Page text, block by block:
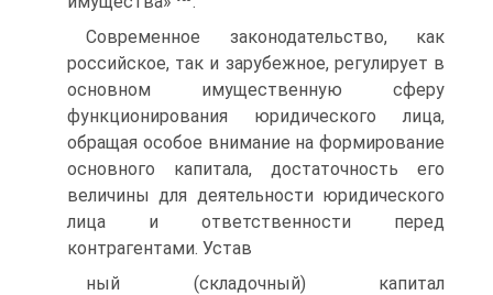
Современное законодательство, как
российское, так и зарубежное, регулирует в
основном имущественную сферу
функционирования юридического лица,
обращая особое внимание на формирование
основного капитала, достаточность его
величины для деятельности юридического
лица и ответственности перед
контрагентами. Устав­
ный (складочный) капитал